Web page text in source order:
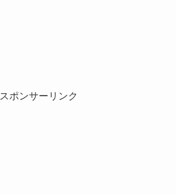
スポンサーリンク